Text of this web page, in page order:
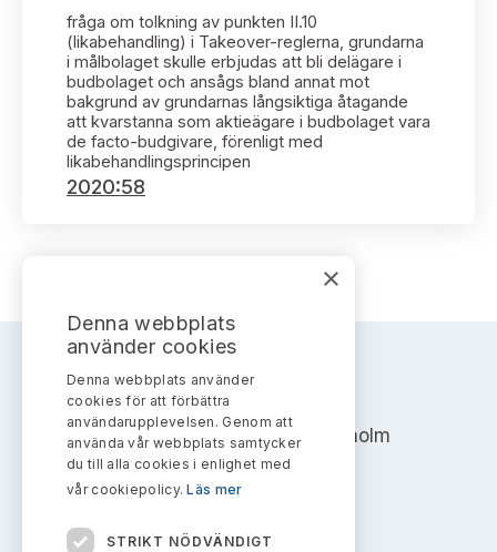
Arbetsordning
Ledamöter
Huvudmän
Verksamhetsberättelser
Uttalanden sorterade ämnesvis
Sök uttalanden
Avgifter
Bildarkiv
Kontakt angående ansökningar och uttalanden
Kontakt administrativa ärenden
fråga om tolkning av punkten II.10
(likabehandling) i Takeover-reglerna, grundarna
i målbolaget skulle erbjudas att bli delägare i
budbolaget och ansågs bland annat mot
bakgrund av grundarnas långsiktiga åtagande
att kvarstanna som aktieägare i budbolaget vara
de facto-budgivare, förenligt med
likabehandlingsprincipen
2020:58
AKTIEMARKNADSNÄMNDEN
Address: Box 7354, 103 90 Stockholm
info@aktiemarknadsnamnden.se
×
Denna webbplats
använder cookies
Denna webbplats använder
cookies för att förbättra
användarupplevelsen. Genom att
använda vår webbplats samtycker
du till alla cookies i enlighet med
vår cookiepolicy.Läs mer
STRIKT NÖDVÄNDIGT